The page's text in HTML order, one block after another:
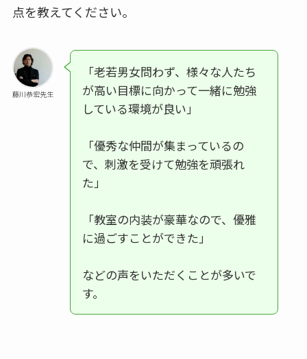
点を教えてください。
藤川恭宏先生
「老若男女問わず、様々な人たち
が高い目標に向かって一緒に勉強
している環境が良い」
「優秀な仲間が集まっているの
で、刺激を受けて勉強を頑張れ
た」
「教室の内装が豪華なので、優雅
に過ごすことができた」
などの声をいただくことが多いで
す。